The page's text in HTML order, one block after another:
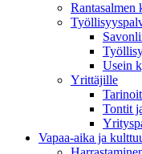
Rantasalmen
Usein
Yrittäjille
Tontit
Vapaa-aika ja